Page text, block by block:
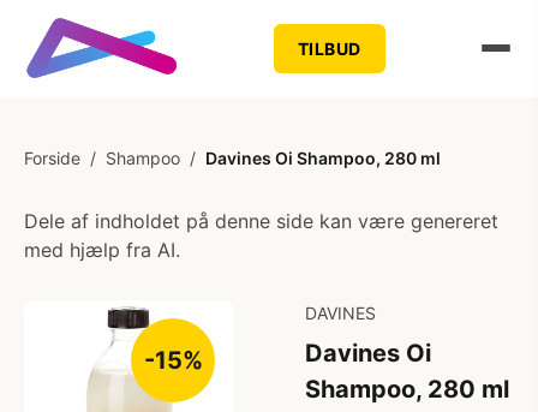
TILBUD
Forside / Shampoo / Davines Oi Shampoo, 280 ml
Dele af indholdet på denne side kan være genereret
med hjælp fra AI.
-15%
DAVINES
Davines Oi
Shampoo, 280 ml